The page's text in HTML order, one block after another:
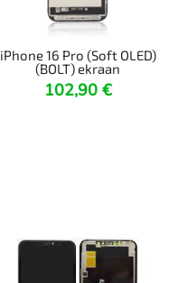
iPhone 16 Pro (Soft OLED)
(BOLT) ekraan
102,90 €